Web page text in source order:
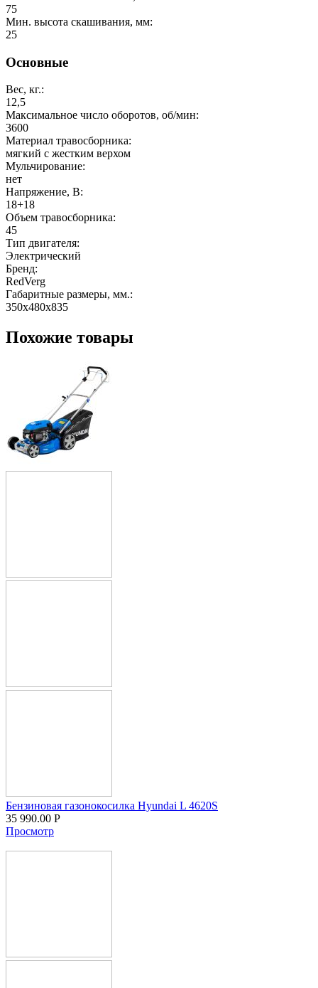
75
Мин. высота скашивания, мм:
25
Основные
Вес, кг.:
12,5
Максимальное число оборотов, об/мин:
3600
Материал травосборника:
мягкий с жестким верхом
Мульчирование:
нет
Напряжение, В:
18+18
Объем травосборника:
45
Тип двигателя:
Электрический
Бренд:
RedVerg
Габаритные размеры, мм.:
350х480х835
Похожие товары
Бензиновая газонокосилка Hyundai L 4620S
35 990.00 Р
Просмотр